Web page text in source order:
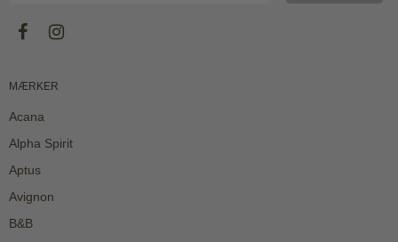
MÆRKER
Acana
Alpha Spirit
Aptus
Avignon
B&B